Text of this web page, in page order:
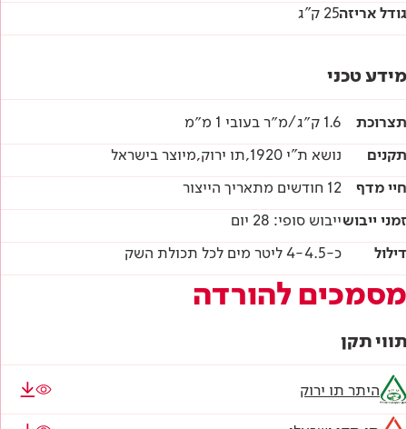
גודל אריזה25 ק"ג
מידע טכני
תצרוכת
1.6 ק״ג/מ״ר בעובי 1 מ״מ
תקנים
נושא ת"י 1920,תו ירוק,מיוצר בישראל
חיי מדף
12 חודשים מתאריך הייצור
זמני ייבושייבוש סופי: 28 יום
דילול
כ-4-4.5 ליטר מים לכל תכולת השק
מסמכים להורדה
תווי תקן
היתר תו ירוק